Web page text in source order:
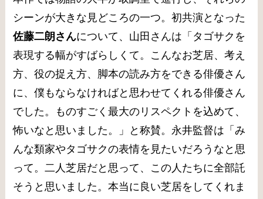
シーンが大きな見どころの一つ。初共演となった
佐藤二朗さんについて、山田さんは「タゴサクを
表現する幅がすばらしくて。こんなお芝居、考え
方、役の捉え方、脚本の読み方をできる俳優さん
に、僕もならなければと思わせてくれる俳優さん
でした。ものすごく最大のリスペクトを込めて、
怖いなと思いました。」と称賛。永井監督は「み
んな類家やタゴサクの表情を見たいだろうなと思
って。二人芝居だと思って、この人たちに全部託
そうと思いました。本当に良い芝居をしてくれま